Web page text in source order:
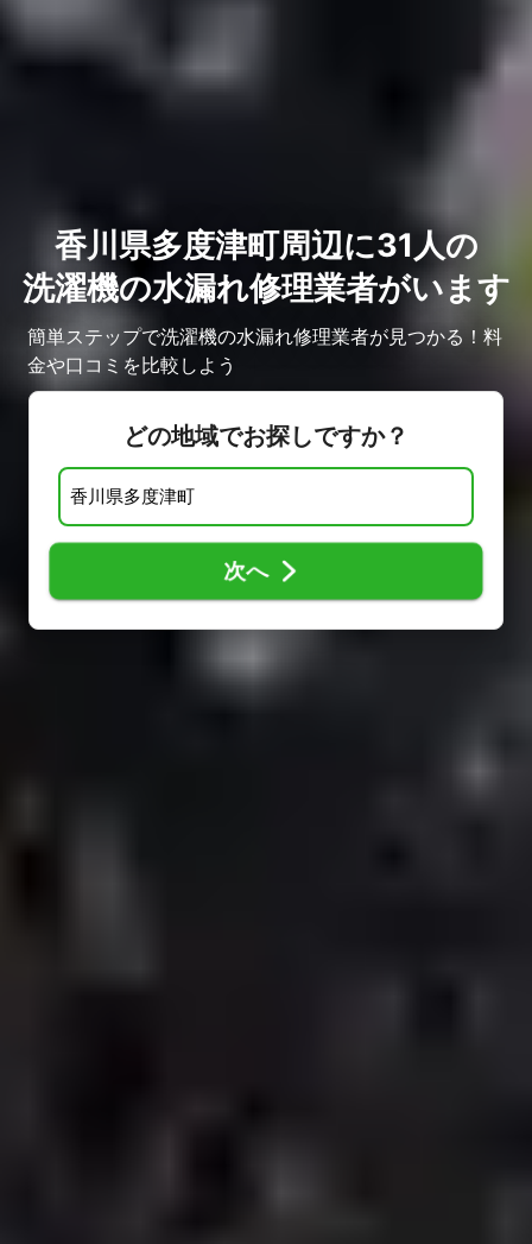
香川県多度津町周辺に31人の
洗濯機の水漏れ修理業者がいます
簡単ステップで洗濯機の水漏れ修理業者が見つかる！料
金や口コミを比較しよう
どの地域でお探しですか？
次へ